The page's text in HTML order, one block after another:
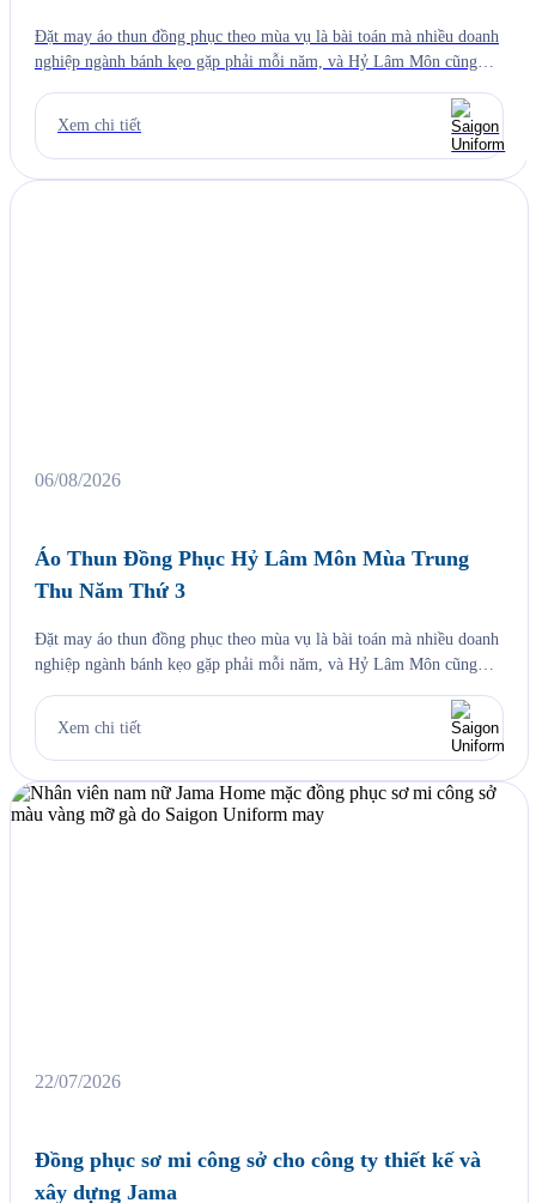
Đặt may áo thun đồng phục theo mùa vụ là bài toán mà nhiều doanh
nghiệp ngành bánh kẹo gặp phải mỗi năm, và Hỷ Lâm Môn cũng
Lâm Môn lại cùng Saigon Uniform chuẩn bị một bộ đồng phục […]
Xem chi tiết
06/08/2026
Áo Thun Đồng Phục Hỷ Lâm Môn Mùa Trung
Thu Năm Thứ 3
Đặt may áo thun đồng phục theo mùa vụ là bài toán mà nhiều doanh
nghiệp ngành bánh kẹo gặp phải mỗi năm, và Hỷ Lâm Môn cũng
Lâm Môn lại cùng Saigon Uniform chuẩn bị một bộ đồng phục […]
Xem chi tiết
22/07/2026
Đồng phục sơ mi công sở cho công ty thiết kế và
xây dựng Jama